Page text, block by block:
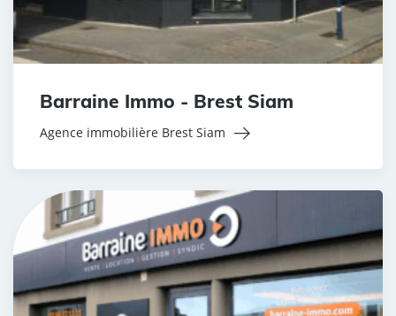
Barraine Immo - Brest Siam
Agence immobilière Brest Siam